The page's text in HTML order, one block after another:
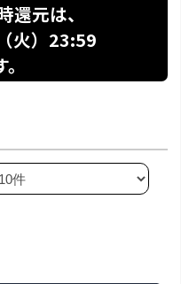
還元は、
火）23:59